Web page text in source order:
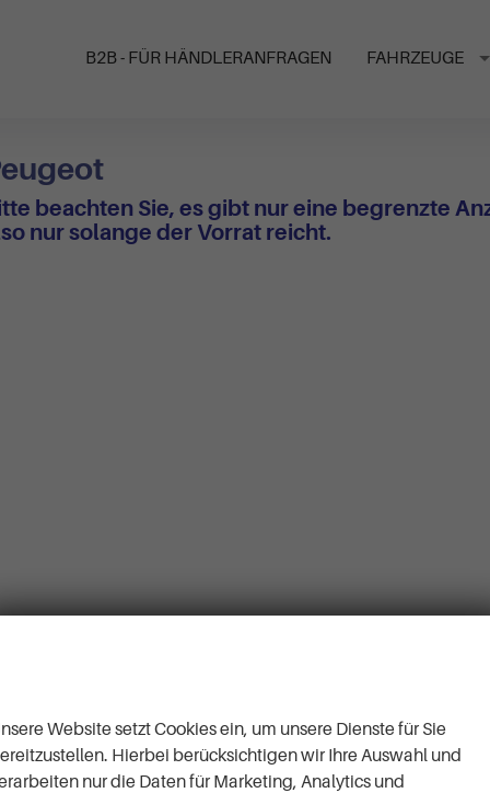
B2B - FÜR HÄNDLERANFRAGEN FAHRZEUGE
beachten Sie, es gibt nur eine begrenzte
nur solange der Vorrat reicht.
Website setzt Cookies ein, um unsere Dienste für Sie
Hierbei berücksichtigen wir Ihre Auswahl und
nur die Daten für Marketing, Analytics und